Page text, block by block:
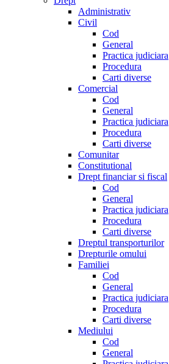
Administrativ
Civil
Cod
General
Practica judiciara
Procedura
Carti diverse
Comercial
Cod
General
Practica judiciara
Procedura
Carti diverse
Comunitar
Constitutional
Drept financiar si fiscal
Cod
General
Practica judiciara
Procedura
Carti diverse
Dreptul transporturilor
Drepturile omului
Familiei
Cod
General
Practica judiciara
Procedura
Carti diverse
Mediului
Cod
General